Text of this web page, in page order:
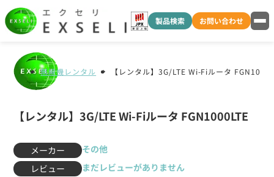
製品検索 お問い合わせ
無線機レンタル 【レンタル】3G/LTE Wi-Fiルータ
【レンタル】3G/LTE Wi-Fiルータ FGN1000LTE
メーカー
その他
レビュー
まだレビューがありません